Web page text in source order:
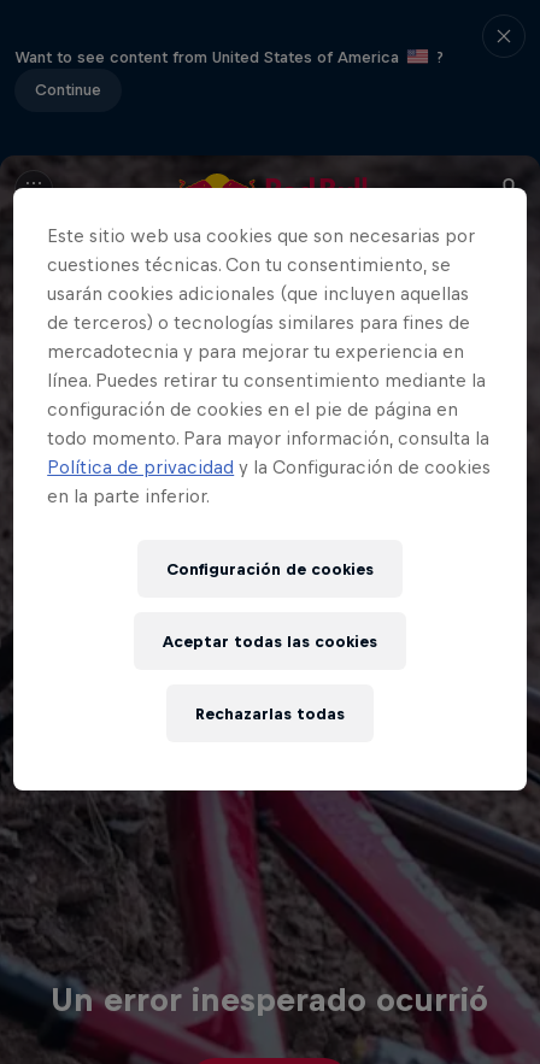
Want to see content from United States of America
?
Continue
Un error inesperado ocurrió
Este sitio web usa cookies que son necesarias por
cuestiones técnicas. Con tu consentimiento, se
usarán cookies adicionales (que incluyen aquellas
de terceros) o tecnologías similares para fines de
mercadotecnia y para mejorar tu experiencia en
línea. Puedes retirar tu consentimiento mediante la
configuración de cookies en el pie de página en
todo momento. Para mayor información, consulta la
Política de privacidad y la Configuración de cookies
en la parte inferior.
Configuración de cookies
Rechazarlas todas
Aceptar todas las cookies